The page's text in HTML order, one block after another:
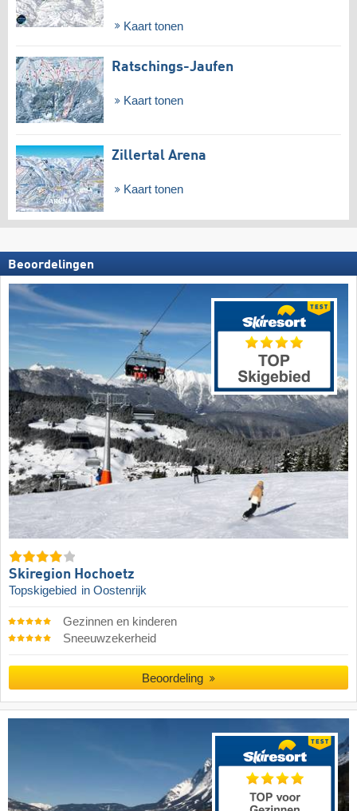
Kaart tonen
Ratschings-Jaufen
Kaart tonen
Zillertal Arena
Kaart tonen
Beoordelingen
Skiregion Hochoetz
Topskigebied in Oostenrijk
Gezinnen en kinderen
Sneeuwzekerheid
Beoordeling